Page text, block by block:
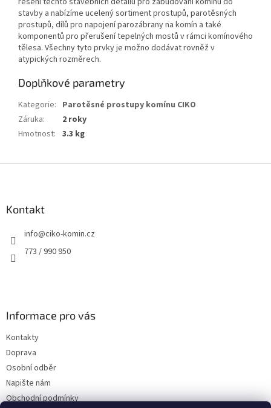
stavby a nabízíme ucelený sortiment prostupů, parotěsných
prostupů, dílů pro napojení parozábrany na komín a také
komponentů pro přerušení tepelných mostů v rámci komínového
tělesa. Všechny tyto prvky je možno dodávat rovněž v
atypických rozměrech.
Doplňkové parametry
Kategorie: Parotěsné prostupy komínu CIKO
Záruka:
2 roky
Hmotnost: 3.3 kg
Kontakt
info@ciko-komin.cz
773 / 990 950
Informace pro vás
Kontakty
Doprava
Osobní odběr
Napište nám
Obchodní podmínky